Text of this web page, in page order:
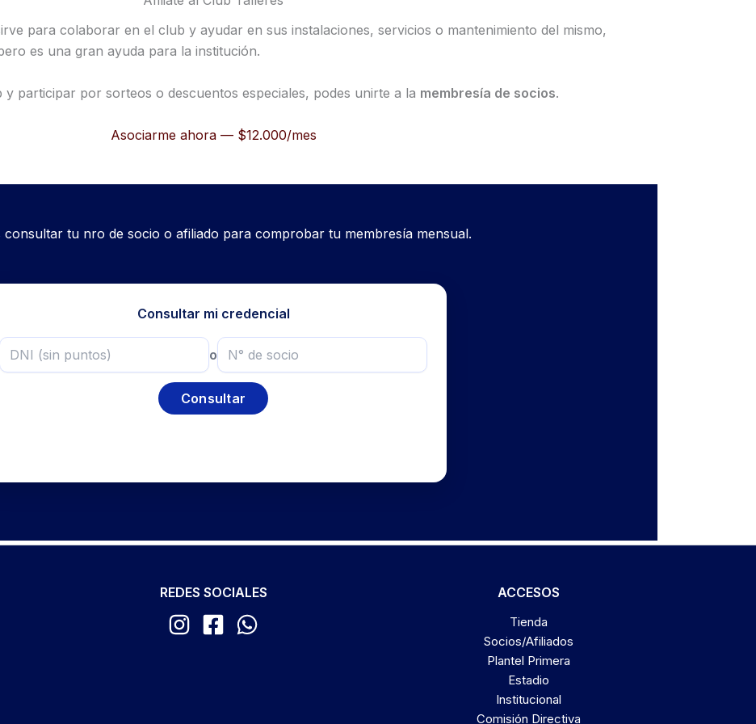
para colaborar en el club y ayudar en sus instalaciones, servicios o mantenimiento del mismo,
es una gran ayuda para la institución.
participar por sorteos o descuentos especiales, podes unirte a la membresía de socios.
Asociarme ahora — $12.000/mes
consultar tu nro de socio o afiliado para comprobar tu membresía mensual.
Consultar mi credencial
o
Consultar
REDES SOCIALES ACCESOS
Tienda
Socios/Afiliados
Plantel Primera
Estadio
Institucional
Comisión Directiva